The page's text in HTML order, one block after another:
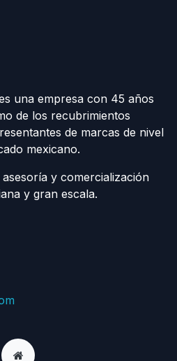
una empresa con 45 años
de los recubrimientos
de marcas de nivel
mexicano.
y comercialización
y gran escala.